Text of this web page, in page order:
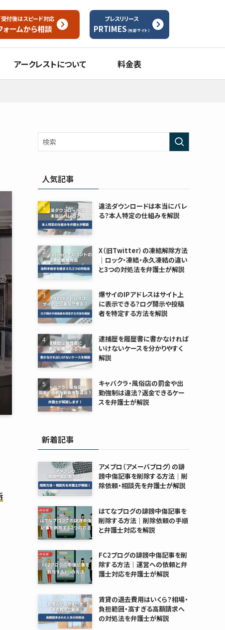
付後はスピード対応
ォームから相談
プレスリリース
PRTIMES （外部サイト）
アークレストについて 料金表
人気記事
違法ダウンロードは本当にバレ
る？本人特定の仕組みを解説
X（旧Twitter）の凍結解除方法
｜ロック・凍結・永久凍結の違い
と3つの対処法を弁護士が解説
爆サイのIPアドレスはサイト上
に表示できる？ログ開示や投稿
者を特定する方法を解説
逮捕歴を履歴書に書かなければ
いけないケースを分かりやすく
解説
キャバクラ・風俗店の罰金や出
勤強制は違法？返金できるケー
スを弁護士が解説
新着記事
アメブロ（アメーバブログ）の誹
謗中傷記事を削除する方法｜削
除依頼・相談先を弁護士が解説
はてなブログの誹謗中傷記事を
削除する方法｜削除依頼の手順
と弁護士対応を解説
FC2ブログの誹謗中傷記事を削
除する方法｜運営への依頼と弁
護士対応を弁護士が解説
賃貸の退去費用はいくら？相場・
負担範囲・高すぎる高額請求へ
の対処法を弁護士が解説